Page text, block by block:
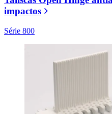
impactos
Série 800